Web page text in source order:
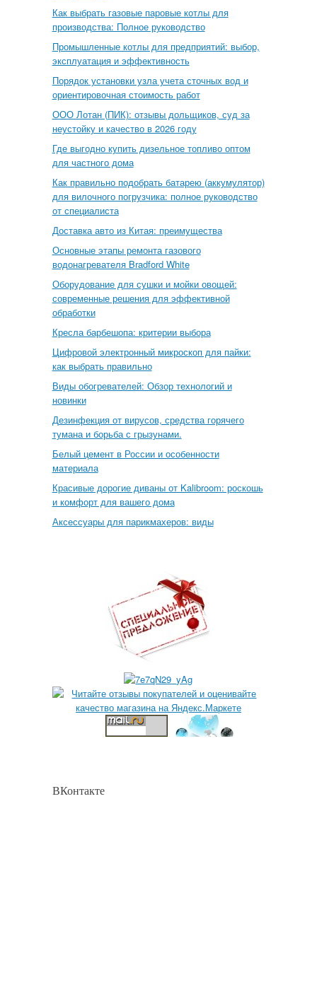
Как выбрать газовые паровые котлы для
производства: Полное руководство
Промышленные котлы для предприятий: выбор,
эксплуатация и эффективность
Порядок установки узла учета сточных вод и
ориентировочная стоимость работ
ООО Лотан (ПИК): отзывы дольщиков, суд за
неустойку и качество в 2026 году
Где выгодно купить дизельное топливо оптом
для частного дома
Как правильно подобрать батарею (аккумулятор)
для вилочного погрузчика: полное руководство
от специалиста
Доставка авто из Китая: преимущества
Основные этапы ремонта газового
водонагревателя Bradford White
Оборудование для сушки и мойки овощей:
современные решения для эффективной
обработки
Кресла барбешопа: критерии выбора
Цифровой электронный микроскоп для пайки:
как выбрать правильно
Виды обогревателей: Обзор технологий и
новинки
Дезинфекция от вирусов, средства горячего
тумана и борьба с грызунами.
Белый цемент в России и особенности
материала
Красивые дорогие диваны от Kalibroom: роскошь
и комфорт для вашего дома
Аксессуары для парикмахеров: виды
ВКонтакте